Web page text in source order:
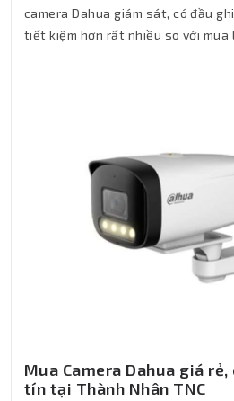
camera Dahua giám sát, có đầu
tiết kiệm hơn rất nhiều so với
Mua Camera Dahua giá
tín tại Thành Nhân TNC